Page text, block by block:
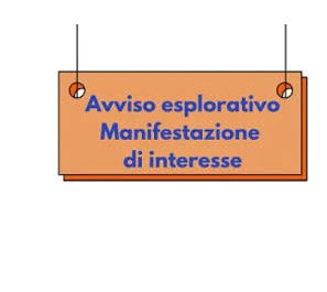
Ultime notizie